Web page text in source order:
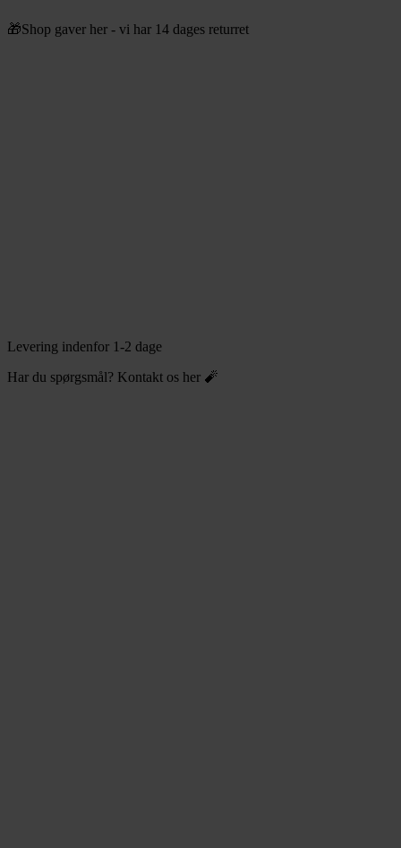
til
🎁Shop gaver her - vi har 14 dages returret
Levering indenfor 1-2 dage
Har du spørgsmål? Kontakt os her 🧨